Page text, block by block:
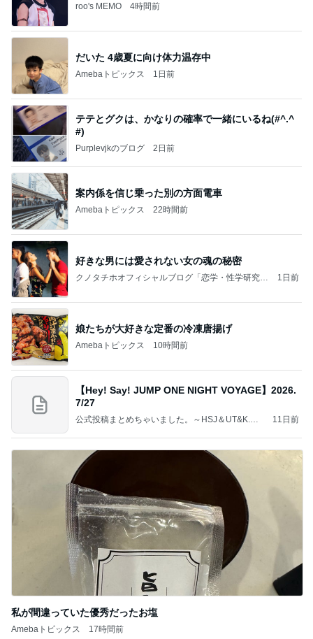
roo's MEMO 4時間前
だいた 4歳夏に向け体力温存中
Amebaトピックス 1日前
テテとグクは、かなりの確率で一緒にいるね(#^.^
#)
Purplevjkのブログ 2日前
案内係を信じ乗った別の方面電車
Amebaトピックス 22時間前
好きな男には愛されない女の魂の秘密
クノタチホオフィシャルブログ「恋学・性学研究
1日前
娘たちが大好きな定番の冷凍唐揚げ
Amebaトピックス 10時間前
【Hey! Say! JUMP ONE NIGHT VOYAGE】2026.
7/27
公式投稿まとめちゃいました。～HSJ＆UT&K.O.
11日前
私が間違っていた優秀だったお塩
Amebaトピックス 17時間前